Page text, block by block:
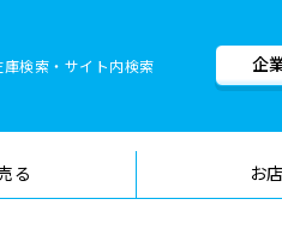
庫検索・サイト内検索 企
る お
車検料金・メニュー